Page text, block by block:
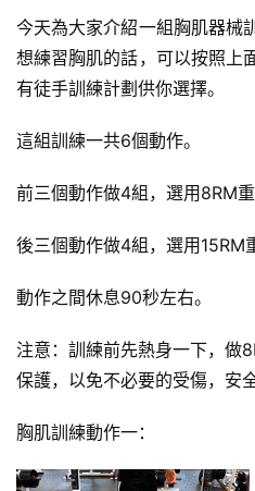
增
肌
計
劃
瑜
身
頻
今天為大家介紹一組胸肌器械
想練習胸肌的話，可以按照上
有徒手訓練計劃供你選擇。
這組訓練一共6個動作。
前三個動作做4組，選用8RM重
後三個動作做4組，選用15RM
動作之間休息90秒左右。
注意：訓練前先熱身一下，做
保護，以免不必要的受傷，安全
胸肌訓練動作一：